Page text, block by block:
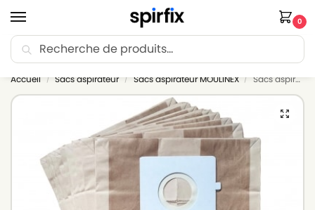
0
🚚 Livraison Point Relais offerte dès 30€ d’achat.
Accueil / Sacs aspirateur / Sacs aspirateur MOULINEX / Sacs aspirateur MOULINEX ZELIO – Lot de 10 sacs en Papier